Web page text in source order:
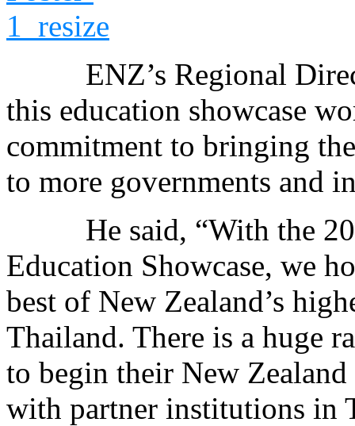
ENZ’s Regional
this education showcase
commitment to bringing
to more governments and
He said, “With the
Education Showcase, we
best of New Zealand’s
Thailand. There is a huge
to begin their New
with partner institutions in